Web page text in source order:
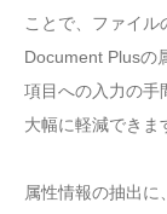
ことで、ファイル
Document Plusの
項目への入力の手
大幅に軽減できま
属性情報の抽出